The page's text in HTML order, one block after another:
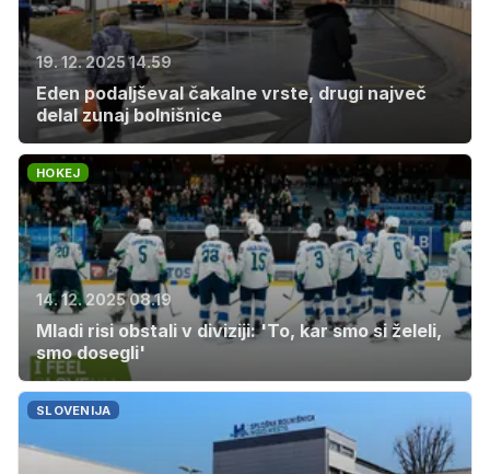
19. 12. 2025 14.59
Eden podaljševal čakalne vrste, drugi največ
delal zunaj bolnišnice
HOKEJ
14. 12. 2025 08.19
Mladi risi obstali v diviziji: 'To, kar smo si želeli,
smo dosegli'
SLOVENIJA